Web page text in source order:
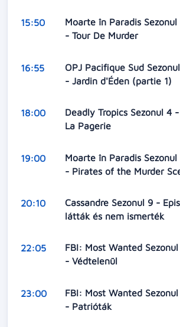
15:50
Moarte în Paradis
- Tour De Murder
16:55
OPJ Pacifique Sud
- Jardin d'Éden (partie 1)
18:00
Deadly Tropics Sezonul 4
La Pagerie
19:00
Moarte în Paradis
- Pirates of the Murder
20:10
Cassandre Sezonul 9 -
látták és nem ismerték
22:05
FBI: Most Wanted
- Védtelenül
23:00
FBI: Most Wanted
- Patrióták